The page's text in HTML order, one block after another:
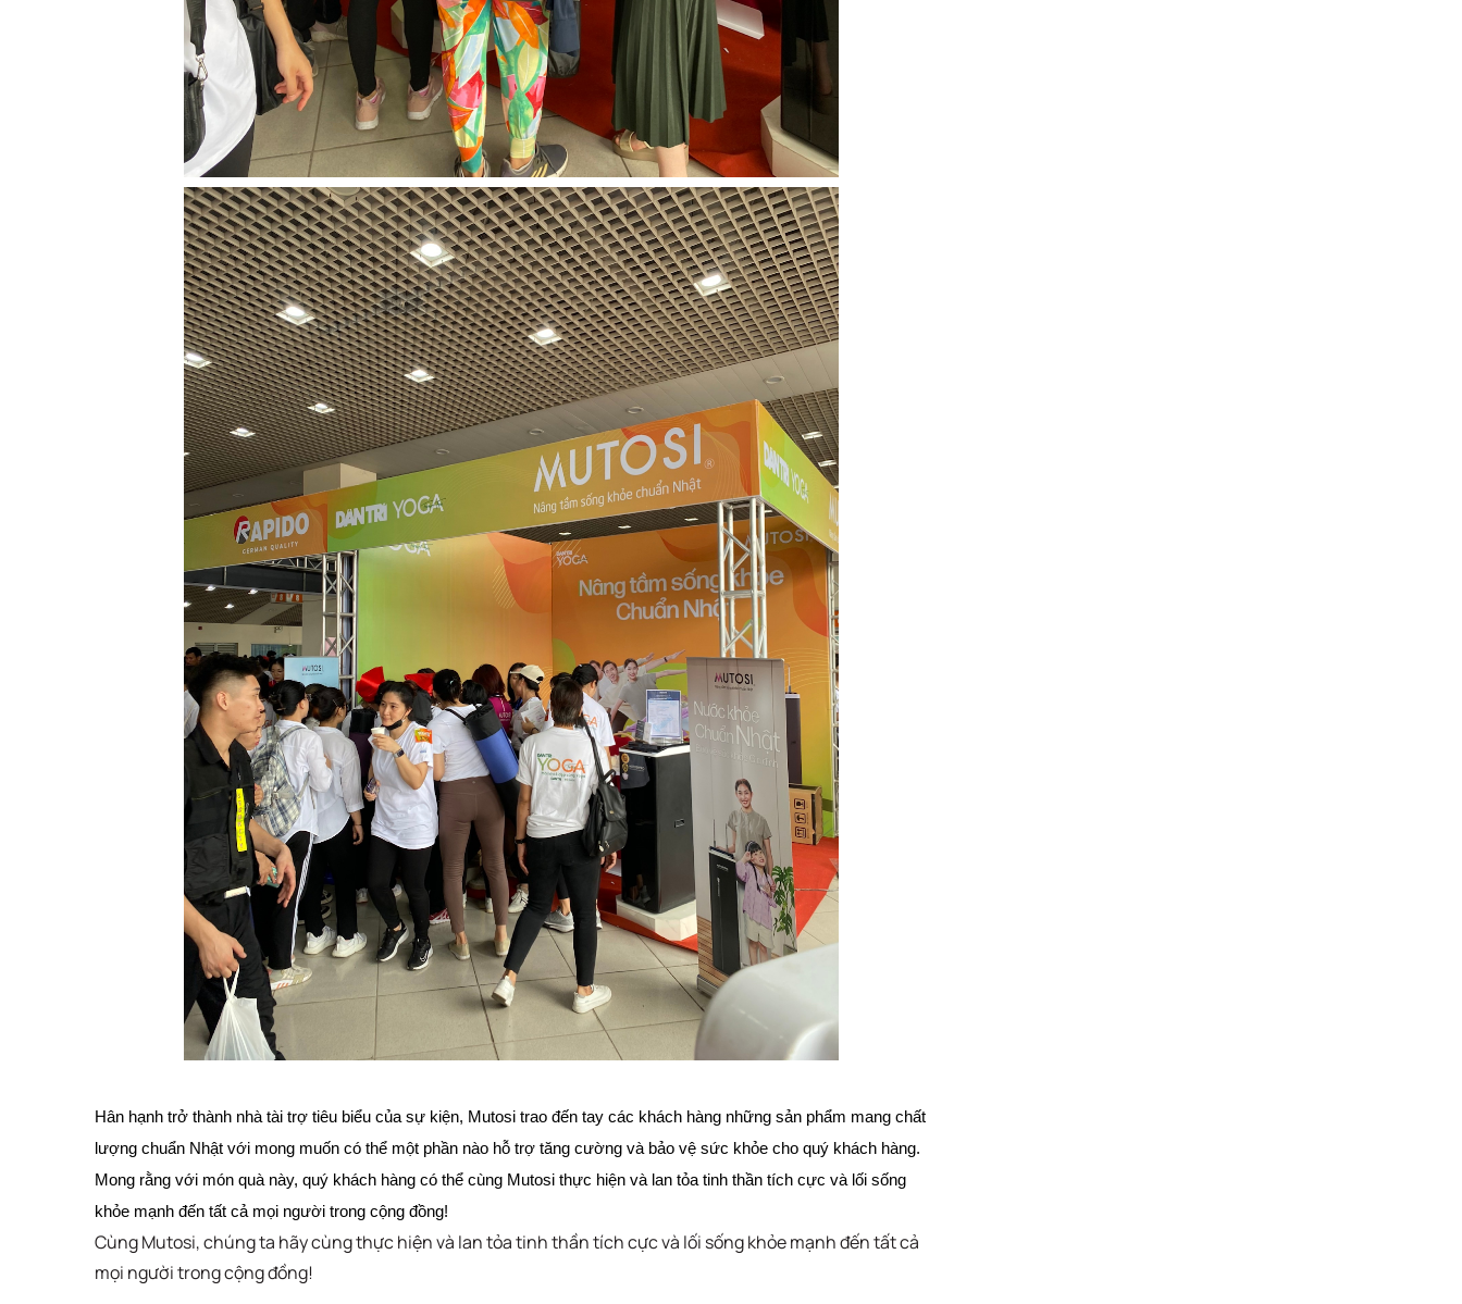
Hân hạnh trở thành nhà tài trợ tiêu biểu của sự kiện, Mutosi trao đến tay các khách hàng những sản phẩm mang chất
lượng chuẩn Nhật với mong muốn có thể một phần nào hỗ trợ tăng cường và bảo vệ sức khỏe cho quý khách hàng.
Mong rằng với món quà này, quý khách hàng có thể cùng Mutosi thực hiện và lan tỏa tinh thần tích cực và lối sống
khỏe mạnh đến tất cả mọi người trong cộng đồng!
Cùng Mutosi, chúng ta hãy cùng thực hiện và lan tỏa tinh thần tích cực và lối sống khỏe mạnh đến tất cả
mọi người trong cộng đồng!